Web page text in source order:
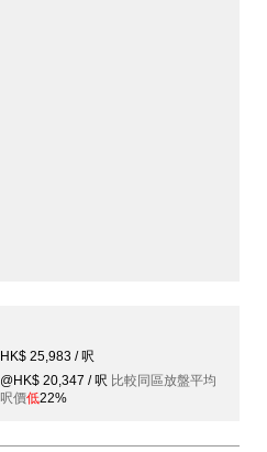
HK$ 25,983 / 呎
@HK$ 20,347 / 呎 比較同區放盤平均
呎價低22%